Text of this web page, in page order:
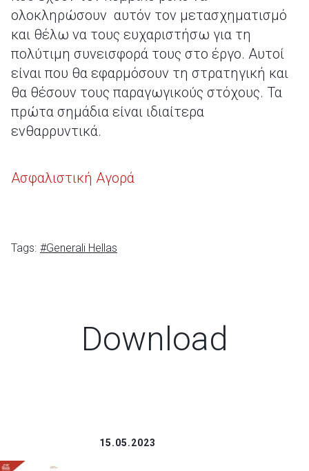
ολοκληρώσουν αυτόν τον μετασχηματισμό
και θέλω να τους ευχαριστήσω για τη
πολύτιμη συνεισφορά τους στο έργο. Αυτοί
είναι που θα εφαρμόσουν τη στρατηγική και
θα θέσουν τους παραγωγικούς στόχους. Τα
πρώτα σημάδια είναι ιδιαίτερα
ενθαρρυντικά.
Ασφαλιστική Αγορά
Tags: #Generali Hellas
Download
15.05.2023